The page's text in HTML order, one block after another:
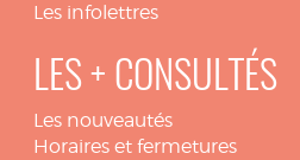
Les infolettres
LES + CONSULTÉS
Les nouveautés
Horaires et fermetures